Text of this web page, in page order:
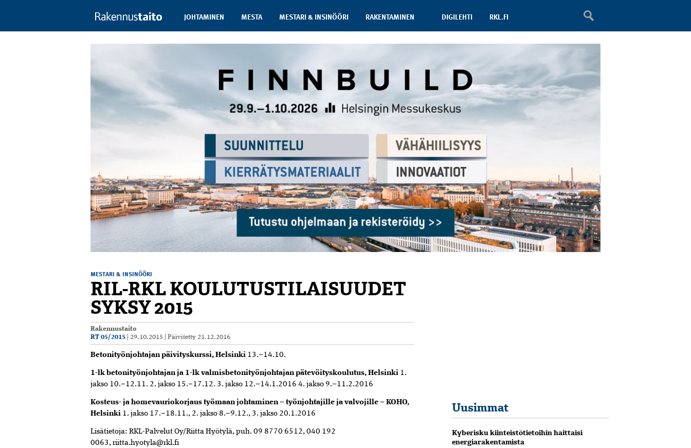
JOHTAMINEN MESTA MESTARI & INSINÖÖRI RAKENTAMINEN DIGILEHTI RKL.FI
MESTARI & INSINÖÖRI
RIL-RKL KOULUTUSTILAISUUDET
SYKSY 2015
Rakennustaito
RT 05/2015
29.10.2015 |Päivitetty 21.12.2016
Betonityönjohtajan päivityskurssi, Helsinki 13.–14.10.
1-lk betonityönjohtajan ja 1-lk valmisbetonityönjohtajan pätevöityskoulutus, Helsinki 1.
jakso 10.–12.11. 2. jakso 15.–17.12. 3. jakso 12.–14.1.2016 4. jakso 9.–11.2.2016
Kosteus- ja homevauriokorjaus työmaan johtaminen – työnjohtajille ja valvojille – KOHO,
Helsinki 1. jakso 17.–18.11., 2. jakso 8.–9.12., 3. jakso 20.1.2016
Lisätietoja: RKL-Palvelut Oy/Riitta Hyötylä,puh. 09 8770 6512, 040 192
0063,riitta.hyotyla@rkl.fi
Uusimmat
Kyberisku kiinteistötietoihin haittaisi
energiarakentamista